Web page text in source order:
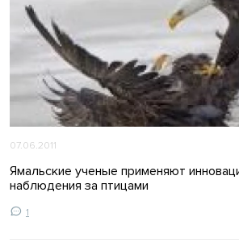
07.06.2011
Ямальские ученые применяют
наблюдения за птицами
1